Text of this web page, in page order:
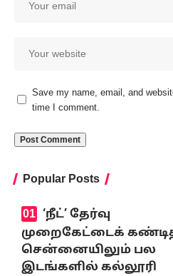
Save my name, email, and
time I comment.
Popular Posts
‘நீட்’ தேர்வு
முறைகேட்டைக்
சென்னையிலும் பல
இடங்களில் கல்லூரி